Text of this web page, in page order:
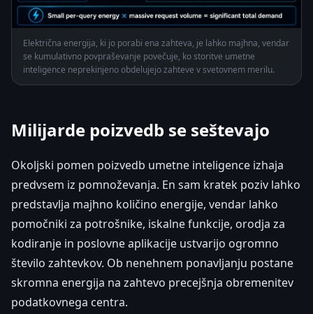
Električna energija, ki jo porabi ena zahteva, je lahko majhna, vendar
se kumulativno povpraševanje povečuje, ko storitve umetne
inteligence neprekinjeno obdelujejo zahteve v svetovnem merilu.
Milijarde poizvedb se seštevajo
Okoljski pomen poizvedb umetne inteligence izhaja
predvsem iz pomnoževanja. En sam kratek poziv lahko
predstavlja majhno količino energije, vendar lahko
pomočniki za potrošnike, iskalne funkcije, orodja za
kodiranje in poslovne aplikacije ustvarijo ogromno
število zahtevkov. Ob nenehnem ponavljanju postane
skromna energija na zahtevo precejšnja obremenitev
podatkovnega centra.